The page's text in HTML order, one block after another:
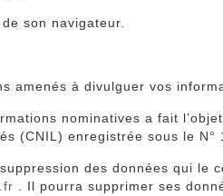
son navigateur.
amenés à divulguer vos
nominatives a fait
(CNIL) enregistrée sous le N°
des données qui le
. Il pourra supprimer ses